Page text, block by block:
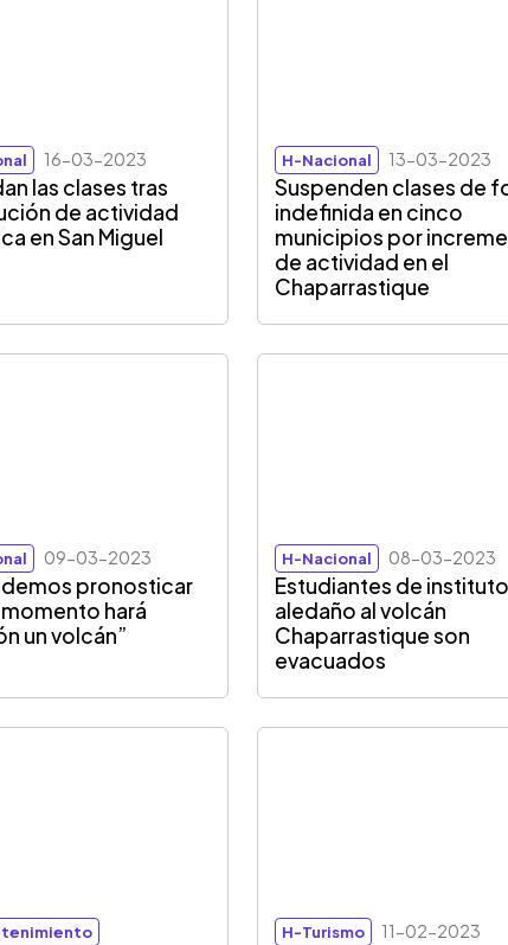
16-03-2023
las clases tras
de actividad
en San Miguel
H-Nacional 13-03-2023
Suspenden clases de
indefinida en cinco
municipios por
de actividad en el
Chaparrastique
09-03-2023
pronosticar
hará
un volcán”
H-Nacional 08-03-2023
Estudiantes de instituto
aledaño al volcán
Chaparrastique son
evacuados
H-Turismo 11-02-2023